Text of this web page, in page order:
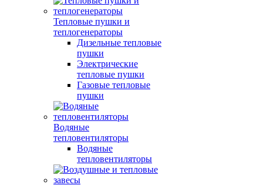
Тепловые пушки и
теплогенераторы
Дизельные тепловые
пушки
Электрические
тепловые пушки
Газовые тепловые
пушки
Водяные
тепловентиляторы
Водяные
тепловентиляторы